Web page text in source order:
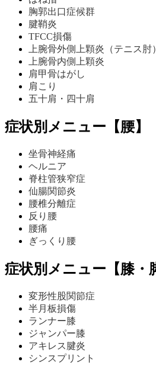
胸郭出口症候群
腱鞘炎
TFCC損傷
上腕骨外側上顆炎（テニス肘）
上腕骨内側上顆炎
肩甲骨はがし
肩こり
五十肩・四十肩
症状別メニュー【腰】
坐骨神経痛
ヘルニア
脊柱管狭窄症
仙腸関節炎
腰椎分離症
反り腰
腰痛
ぎっくり腰
症状別メニュー【膝・
変形性股関節症
半月板損傷
ランナー膝
ジャンパー膝
アキレス腱炎
シンスプリント